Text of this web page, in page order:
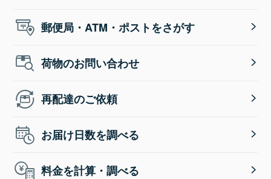
郵便局・ATM・ポストをさがす
荷物のお問い合わせ
再配達のご依頼
お届け日数を調べる
料金を計算・調べる